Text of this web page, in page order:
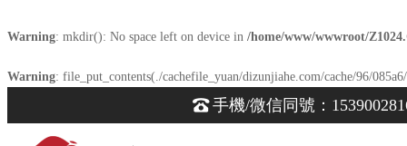
Warning: mkdir(): No space left on device in /home/www/wwwroot/
Warning: file_put_contents(./cachefile_yuan/dizunjiahe.com/cache/96/
手機/微信同號：